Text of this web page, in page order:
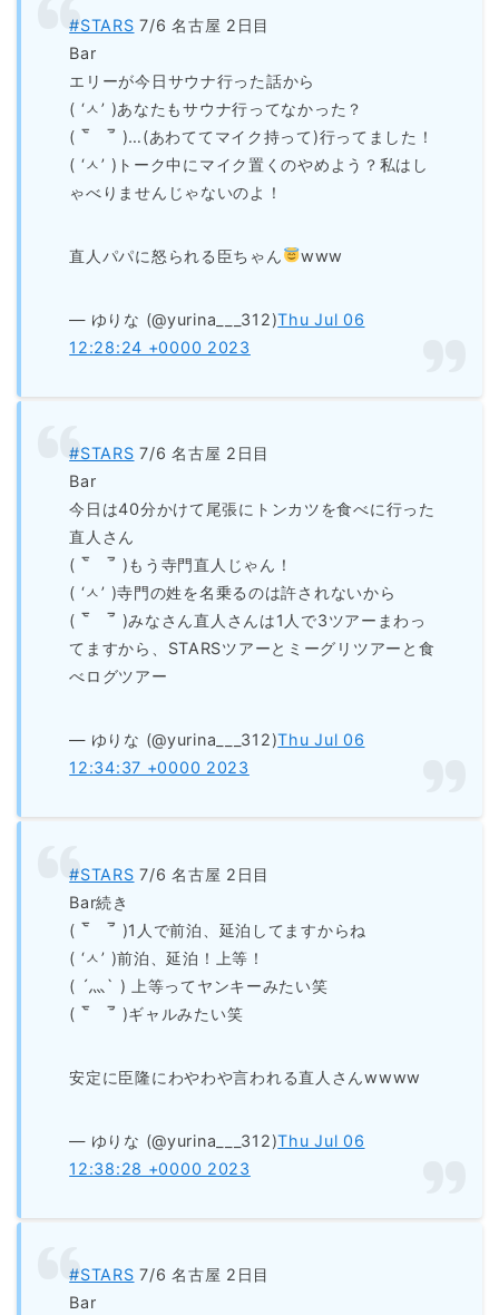
#STARS 7/6 名古屋 2日目
Bar
エリーが今日サウナ行った話から
( ‘ㅅ’ )あなたもサウナ行ってなかった？
( ‾᷅ゝ‾᷄ )…(あわててマイク持って)行ってました！
( ‘ㅅ’ )トーク中にマイク置くのやめよう？私はし
ゃべりませんじゃないのよ！
直人パパに怒られる臣ちゃん www
— ゆりな (@yurina___312)Thu Jul 06
12:28:24 +0000 2023
#STARS 7/6 名古屋 2日目
Bar
今日は40分かけて尾張にトンカツを食べに行った
直人さん
( ‾᷅ゝ‾᷄ )もう寺門直人じゃん！
( ‘ㅅ’ )寺門の姓を名乗るのは許されないから
( ‾᷅ゝ‾᷄ )みなさん直人さんは1人で3ツアーまわっ
てますから、STARSツアーとミーグリツアーと食
べログツアー
— ゆりな (@yurina___312)Thu Jul 06
12:34:37 +0000 2023
#STARS 7/6 名古屋 2日目
Bar続き
( ‾᷅ゝ‾᷄ )1人で前泊、延泊してますからね
( ‘ㅅ’ )前泊、延泊！上等！
( ´灬` ) 上等ってヤンキーみたい笑
( ‾᷅ゝ‾᷄ )ギャルみたい笑
安定に臣隆にわやわや言われる直人さんwwww
— ゆりな (@yurina___312)Thu Jul 06
12:38:28 +0000 2023
#STARS 7/6 名古屋 2日目
Bar